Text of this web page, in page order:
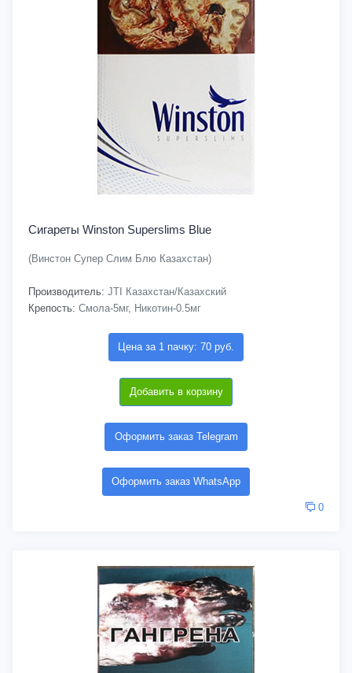
Сигареты Winston Superslims Blue
(Винстон Супер Слим Блю Казахстан)
Производитель: JTI Казахстан/Казахский
Крепость: Смола-5мг, Никотин-0.5мг
Цена за 1 пачку: 70 руб.
Добавить в корзину
Оформить заказ Telegram
Оформить заказ WhatsApp
0